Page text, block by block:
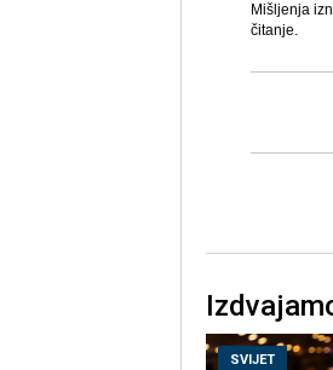
Mišljenja
čitanje.
SVIJET